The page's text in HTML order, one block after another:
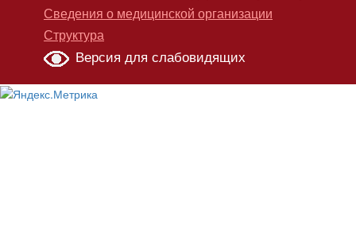
Сведения о медицинской организации
Структура
Версия для слабовидящих